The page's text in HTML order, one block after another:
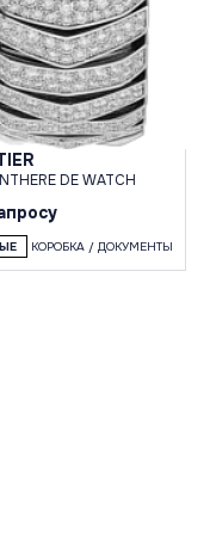
DE WATCH
КОРОБКА / ДОКУМЕНТЫ